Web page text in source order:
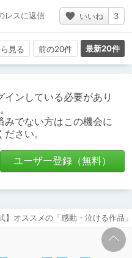
レスに返信 いいね 3
見る 前の20件 最新20件
ンしている必要があり
みでない方はこの機会に
さい。
ユーザー登録（無料）
式】オススメの「感動・泣ける作品
DLチャ